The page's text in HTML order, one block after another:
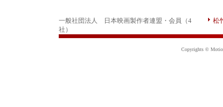
一般社団法人 日本映画製作者連盟・会員（4
社）
松
Copyrights ©